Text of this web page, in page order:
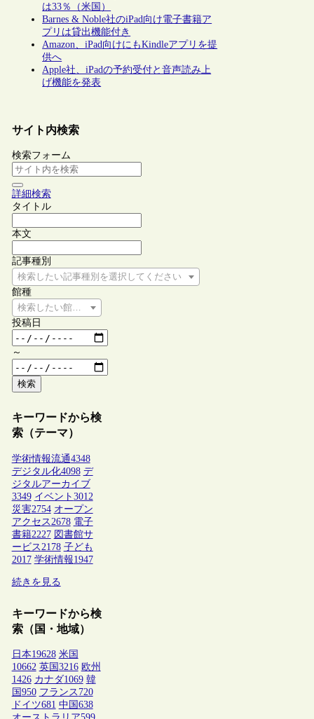
は33％（米国）
Barnes & Noble社のiPad向け電子書籍ア
プリは貸出機能付き
Amazon、iPad向けにもKindleアプリを提
供へ
Apple社、iPadの予約受付と音声読み上
げ機能を発表
サイト内検索
検索フォーム
詳細検索
タイトル
本文
記事種別
検索したい記事種別を選択してください
館種
検索したい館種を選択してください
投稿日
～
検索
キーワードから検
索（テーマ）
学術情報流通4348
デジタル化4098 デ
ジタルアーカイブ
3349 イベント 3012
災害2754 オープン
アクセス 2678 電子
書籍2227 図書館サ
ービス 2178 子ども
2017 学術情報1947
続きを見る
キーワードから検
索（国・地域）
日本19628 米国
10662 英国 3216 欧州
1426 カナダ1069 韓
国 950 フランス 720
ドイツ681 中国 638